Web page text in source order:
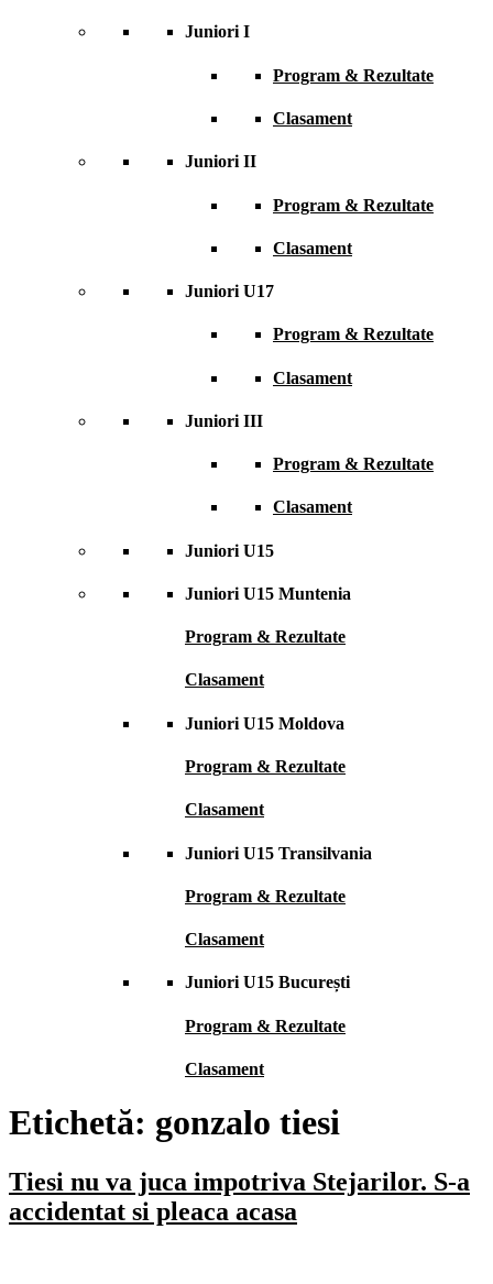
Juniori I
Program & Rezultate
Clasament
Juniori II
Program & Rezultate
Clasament
Juniori U17
Program & Rezultate
Clasament
Juniori III
Program & Rezultate
Clasament
Juniori U15
Juniori U15 Muntenia
Program & Rezultate
Clasament
Juniori U15 Moldova
Program & Rezultate
Clasament
Juniori U15 Transilvania
Program & Rezultate
Clasament
Juniori U15 București
Program & Rezultate
Clasament
Etichetă: gonzalo tiesi
Tiesi nu va juca impotriva Stejarilor. S-a
accidentat si pleaca acasa